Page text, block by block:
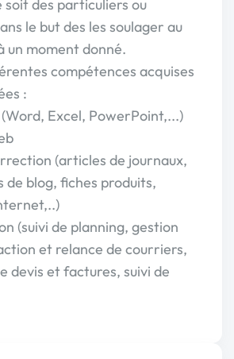
soit des particuliers ou
le but des les soulager au
un moment donné.
compétences acquises
:
Excel, PowerPoint,...)
(articles de journaux,
de blog, fiches produits,
(suivi de planning, gestion
et relance de courriers,
devis et factures, suivi de